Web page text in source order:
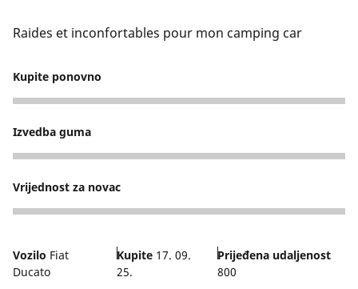
Raides et inconfortables pour mon camping car
Kupite ponovno
3
Izvedba guma
3
Vrijednost za novac
3
Vozilo Fiat
Ducato
Kupite17. 09.
25.
Prijeđena udaljenost
800